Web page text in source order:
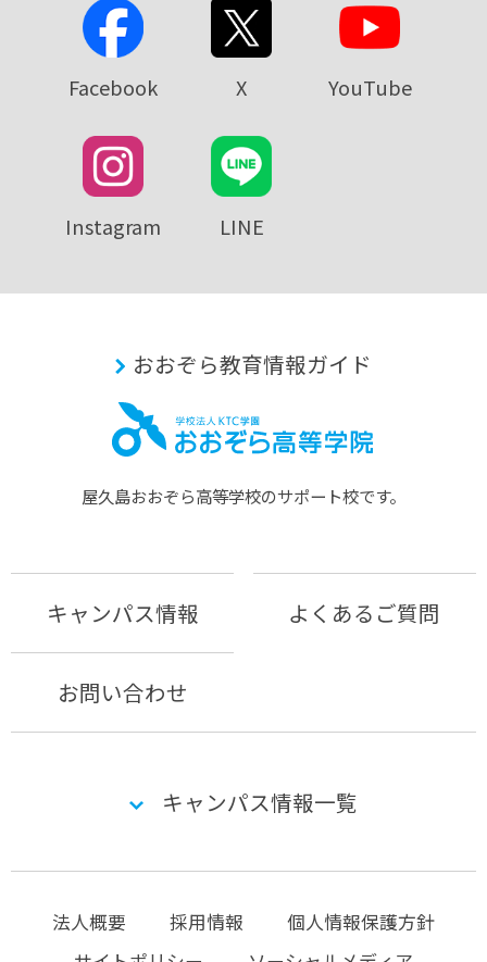
Facebook X YouTube
Instagram LINE
おおぞら教育情報ガイド
屋久島おおぞら⾼等学校のサポート校です。
キャンパス情報 よくあるご質問
お問い合わせ
キャンパス情報一覧
法人概要 採用情報
個人情報保護方針